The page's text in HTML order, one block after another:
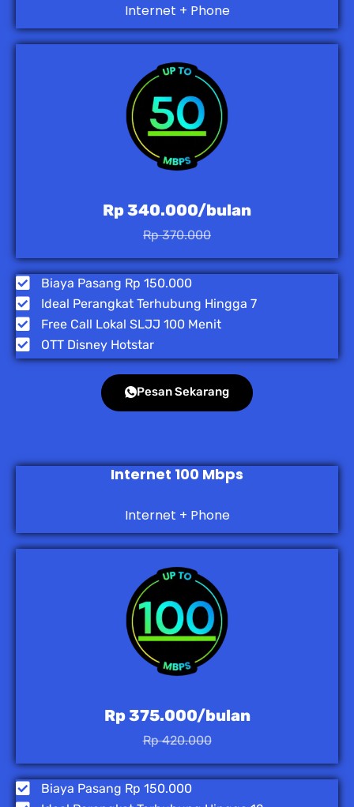
Internet + Phone
Rp 340.000/bulan
Rp 370.000
Biaya Pasang Rp 150.000
Ideal Perangkat Terhubung Hingga 7
Free Call Lokal SLJJ 100 Menit
OTT Disney Hotstar
Pesan Sekarang
Internet 100 Mbps
Internet + Phone
Rp 375.000/bulan
Rp 420.000
Biaya Pasang Rp 150.000